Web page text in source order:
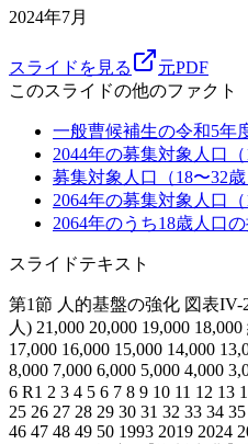
2024年7月
スライドを見る
元PDF
このスライドの他のファクト
一般曹候補生の令和5年
2044年の募集対象人口
募集対象人口（18〜32
2064年の募集対象人口
2064年のうち18歳人口
スライドテキスト
第1節 人的基盤の強化 図表
人) 21,000 20,000 19,000
17,000 16,000 15,000 14,000
8,000 7,000 6,000 5,000 4,000
6 R1 2 3 4 5 6 7 8 9 10 11 12 13
25 26 27 28 29 30 31 32 33 34
46 47 48 49 50 1993 2019 2024